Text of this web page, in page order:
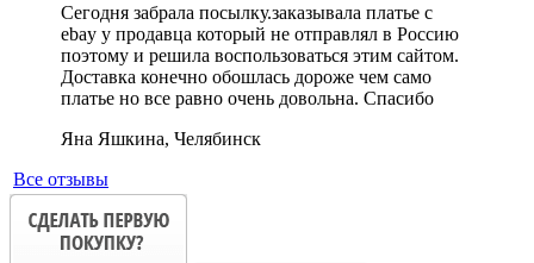
Сегодня забрала посылку.заказывала платье с
ebay у продавца который не отправлял в Россию
поэтому и решила воспользоваться этим сайтом.
Доставка конечно обошлась дороже чем само
платье но все равно очень довольна. Спасибо
Яна Яшкина, Челябинск
Все отзывы